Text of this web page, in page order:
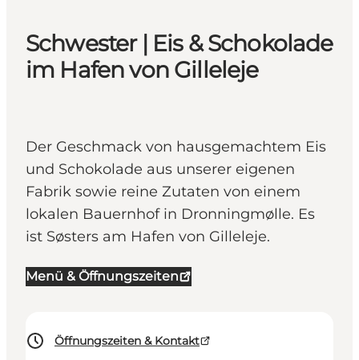
Schwester | Eis & Schokolade
im Hafen von Gilleleje
Der Geschmack von hausgemachtem Eis
und Schokolade aus unserer eigenen
Fabrik sowie reine Zutaten von einem
lokalen Bauernhof in Dronningmølle. Es
ist Søsters am Hafen von Gilleleje.
Menü & Öffnungszeiten
Öffnungszeiten & Kontakt